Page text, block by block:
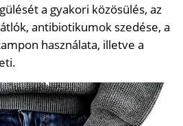
a gyakori közösülés, az
antibiotikumok szedése, a
használata, illetve a